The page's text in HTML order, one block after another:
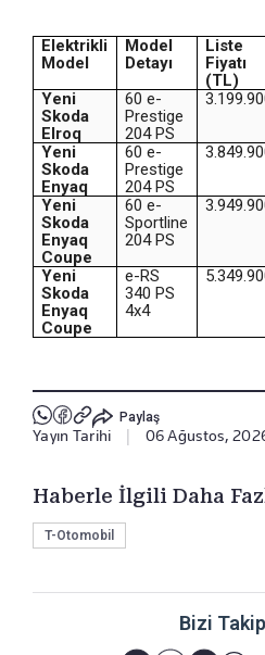
Elektrikli
Model
Model
Detayı
Liste
Fiyatı
(TL)
Yeni
Skoda
Elroq
60 e-
Prestige
204 PS
Yeni
Skoda
Enyaq
60 e-
Prestige
204 PS
Yeni
Skoda
Enyaq
Coupe
60 e-
Sportline
204 PS
Yeni
Skoda
Enyaq
Coupe
e-RS
340 PS
4x4
Paylaş
Yayın Tarihi 06 Ağustos,
Haberle İlgili Daha
T-Otomobil
Bizi